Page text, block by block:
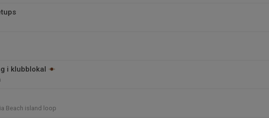
i klubblokal
Beach island loop